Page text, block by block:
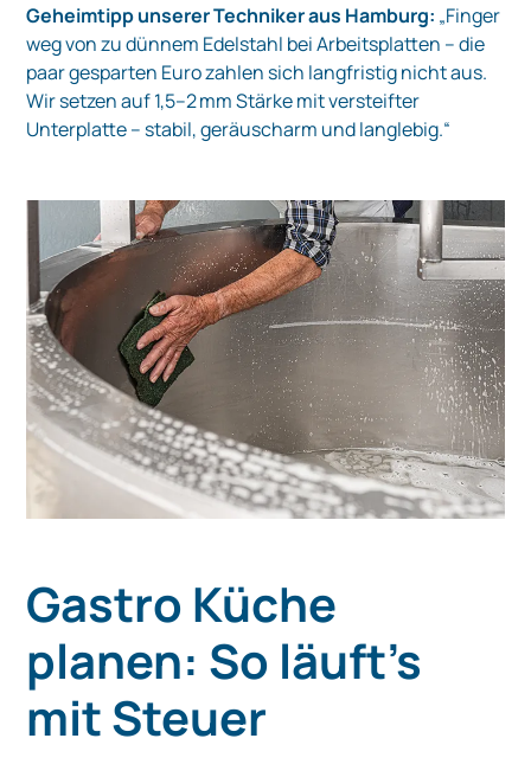
Geheimtipp unserer Techniker aus Hamburg: „Finger
weg von zu dünnem Edelstahl bei Arbeitsplatten – die
paar gesparten Euro zahlen sich langfristig nicht aus.
Wir setzen auf 1,5–2 mm Stärke mit versteifter
Unterplatte – stabil, geräuscharm und langlebig.“
Gastro Küche
planen: So läuft's
mit Steuer